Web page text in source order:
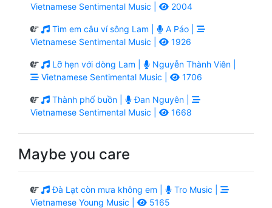
Vietnamese Sentimental Music |
2004
Tìm em câu ví sông Lam |
A Páo |
Vietnamese Sentimental Music |
1926
Lỡ hẹn với dòng Lam |
Nguyễn Thành Viên |
Vietnamese Sentimental Music |
1706
Thành phố buồn |
Đan Nguyên |
Vietnamese Sentimental Music |
1668
Maybe you care
Đà Lạt còn mưa không em |
Tro Music |
Vietnamese Young Music |
5165